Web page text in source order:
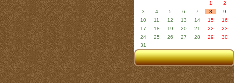
1
2
3
4 5 6 7 8
9
10
11 12 13 14 15
16
17
18 19 20 21 22
23
24
25 26 27 28 29
30
31